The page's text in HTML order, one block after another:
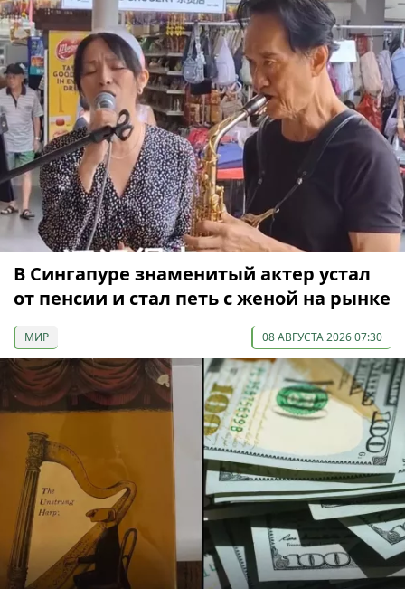
В Сингапуре знаменитый актер устал
от пенсии и стал петь с женой на рынке
МИР 08 АВГУСТА 2026 07:30